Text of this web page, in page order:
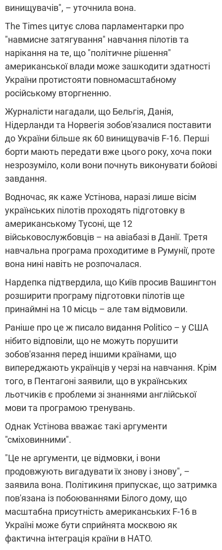
винищувачів", – уточнила вона.
The Times цитує слова парламентарки про
"навмисне затягування" навчання пілотів та
нарікання на те, що "політичне рішення"
американської влади може зашкодити здатності
України протистояти повномасштабному
російському вторгненню.
Журналісти нагадали, що Бельгія, Данія,
Нідерланди та Норвегія зобов'язалися поставити
до України більше як 60 винищувачів F-16. Перші
борти мають передати вже цього року, хоча поки
незрозуміло, коли вони почнуть виконувати бойові
завдання.
Водночас, як каже Устінова, наразі лише вісім
українських пілотів проходять підготовку в
американському Тусоні, ще 12
військовослужбовців – на авіабазі в Данії. Третя
навчальна програма проходитиме в Румунії, проте
вона нині навіть не розпочалася.
Нардепка підтвердила, що Київ просив Вашингтон
розширити програму підготовки пілотів ще
принаймні на 10 місць – але там відмовили.
Раніше про це ж писало видання Politico – у США
нібито відповіли, що не можуть порушити
зобов'язання перед іншими країнами, що
випереджають українців у черзі на навчання. Крім
того, в Пентагоні заявили, що в українських
льотчиків є проблеми зі знаннями англійської
мови та програмою тренувань.
Однак Устінова вважає такі аргументи
"сміховинними".
"Це не аргументи, це відмовки, і вони
продовжують вигадувати їх знову і знову", –
заявила вона. Політикиня припускає, що затримка
пов'язана із побоюваннями Білого дому, що
масштабна присутність американських F-16 в
Україні може бути сприйнята москвою як
фактична інтеграція країни в НАТО.